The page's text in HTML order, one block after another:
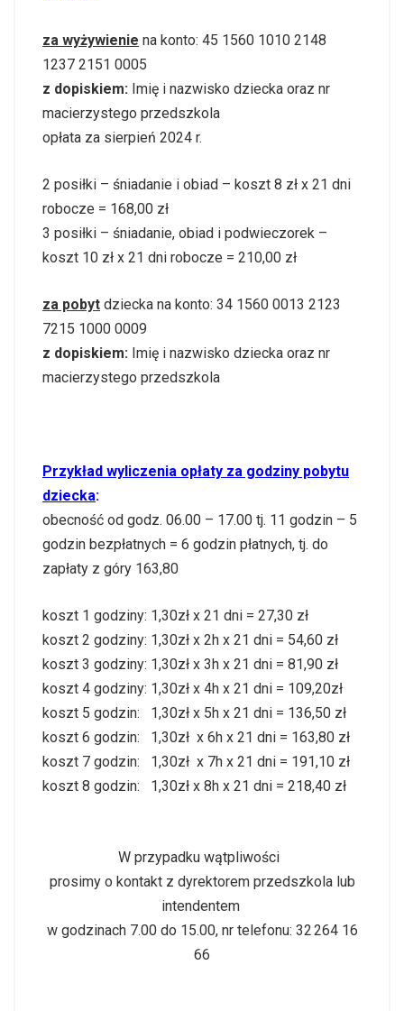
za wyżywienie na konto: 45 1560 1010 2148
1237 2151 0005
z dopiskiem: Imię i nazwisko dziecka oraz nr
macierzystego przedszkola
opłata za sierpień 2024 r.
2 posiłki – śniadanie i obiad – koszt 8 zł x 21 dni
robocze = 168,00 zł
3 posiłki – śniadanie, obiad i podwieczorek –
koszt 10 zł x 21 dni robocze = 210,00 zł
za pobyt dziecka na konto: 34 1560 0013 2123
7215 1000 0009
z dopiskiem: Imię i nazwisko dziecka oraz nr
macierzystego przedszkola
Przykład wyliczenia opłaty za godziny pobytu
dziecka:
obecność od godz. 06.00 – 17.00 tj. 11 godzin – 5
godzin bezpłatnych = 6 godzin płatnych, tj. do
zapłaty z góry 163,80
koszt 1 godziny: 1,30zł x 21 dni = 27,30 zł
koszt 2 godziny: 1,30zł x 2h x 21 dni = 54,60 zł
koszt 3 godziny: 1,30zł x 3h x 21 dni = 81,90 zł
koszt 4 godziny: 1,30zł x 4h x 21 dni = 109,20zł
koszt 5 godzin:
1,30zł x 5h x 21 dni = 136,50 zł
koszt 6 godzin: 1,30zł x 6h x 21 dni = 163,80 zł
koszt 7 godzin: 1,30zł x 7h x 21 dni = 191,10 zł
koszt 8 godzin: 1,30zł x 8h x 21 dni = 218,40 zł
W przypadku wątpliwości
prosimy o kontakt z dyrektorem przedszkola lub
intendentem
w godzinach 7.00 do 15.00, nr telefonu: 32 264 16
66